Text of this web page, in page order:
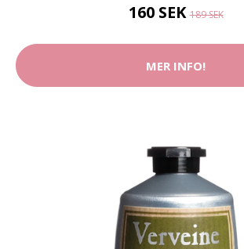
160 SEK189 SEK
MER INFO!